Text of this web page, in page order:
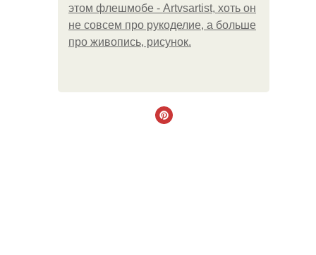
этом флешмобе - Artvsartist, хоть он
не совсем про рукоделие, а больше
про живопись, рисунок.